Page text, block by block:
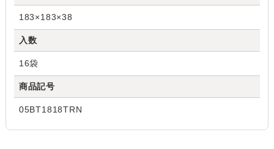
183×183×38
入数
16袋
商品記号
05BT1818TRN